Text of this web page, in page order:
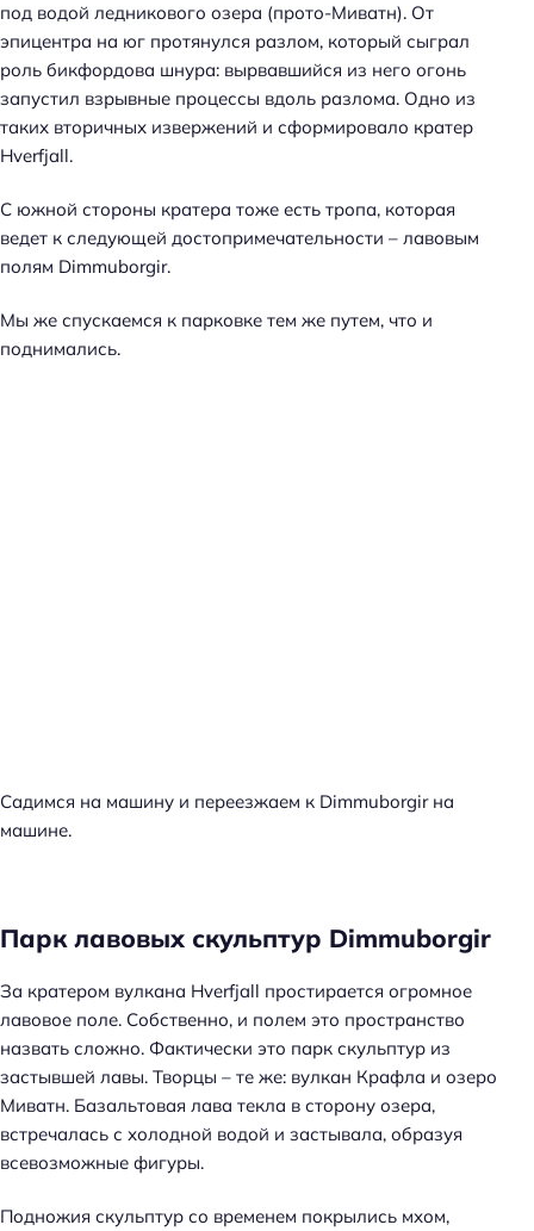
под водой ледникового озера (прото-Миватн). От
эпицентра на юг протянулся разлом, который сыграл
роль бикфордова шнура: вырвавшийся из него огонь
запустил взрывные процессы вдоль разлома. Одно из
таких вторичных извержений и сформировало кратер
Hverfjall.
С южной стороны кратера тоже есть тропа, которая
ведет к следующей достопримечательности – лавовым
полям Dimmuborgir.
Мы же спускаемся к парковке тем же путем, что и
поднимались.
Садимся на машину и переезжаем к Dimmuborgir на
машине.
Парк лавовых скульптур Dimmuborgir
За кратером вулкана Hverfjall простирается огромное
лавовое поле. Собственно, и полем это пространство
назвать сложно. Фактически это парк скульптур из
застывшей лавы. Творцы – те же: вулкан Крафла и озеро
Миватн. Базальтовая лава текла в сторону озера,
встречалась с холодной водой и застывала, образуя
всевозможные фигуры.
Подножия скульптур со временем покрылись мхом,